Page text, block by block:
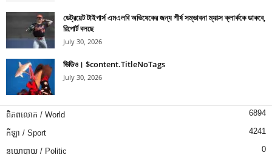
ডেট্রয়েট টাইগার্স এমএলবি অভিষেকের জন্য শীর্ষ সম্ভাবনা ম্যাক্স ক্লার্ককে ডাকবে,
রিপোর্ট বলছে
July 30, 2026
ভিডিও। $content.TitleNoTags
July 30, 2026
ពិភពលោក / World 6894
កីឡា / Sport 4241
នយោបាយ / Politic 0